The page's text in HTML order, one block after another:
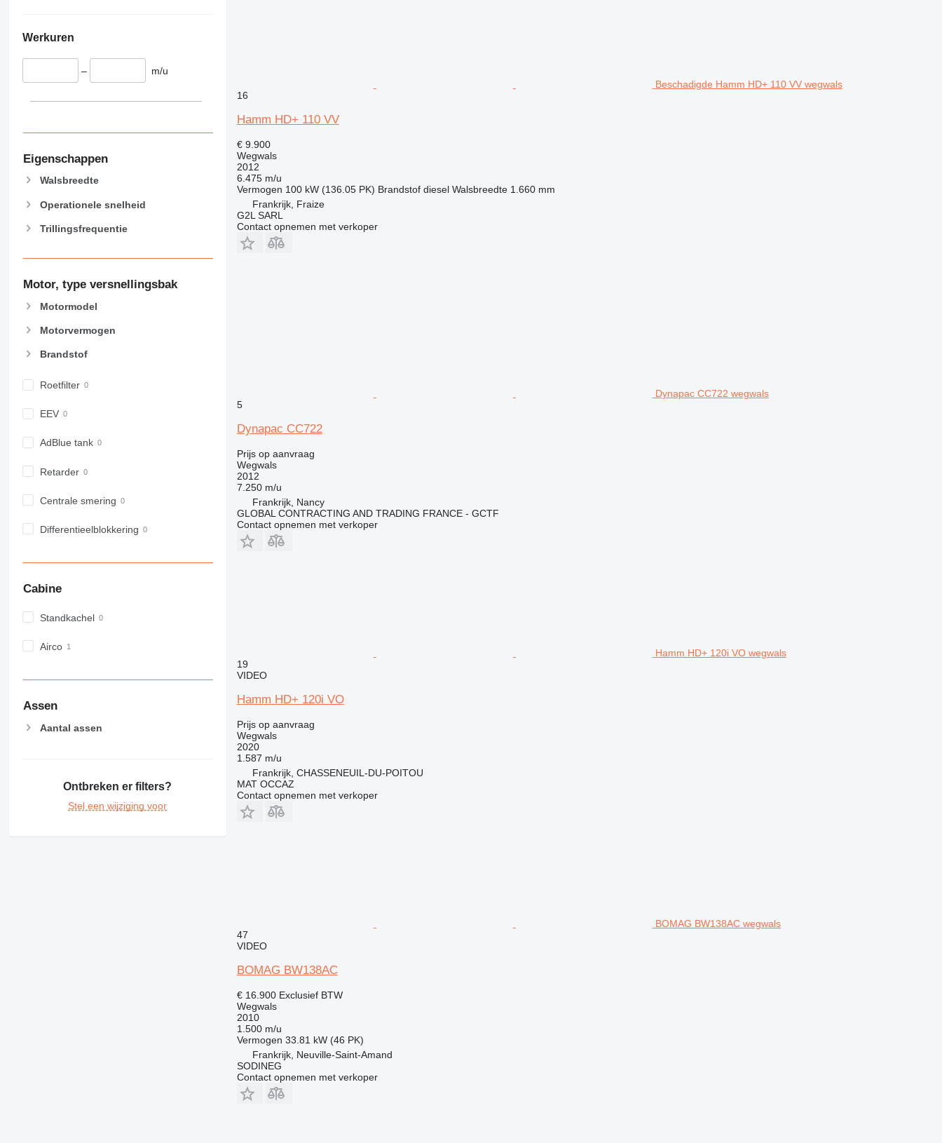
Werkuren
– m/u
Eigenschappen
Walsbreedte
Operationele snelheid
Trillingsfrequentie
Motor, type versnellingsbak
Motormodel
Motorvermogen
Brandstof
Roetfilter
EEV
AdBlue tank
Retarder
Centrale smering
Differentieelblokkering
Cabine
Standkachel
Airco
Assen
Aantal assen
Ontbreken er filters?
Stel een wijziging voor
Beschadigde Hamm HD+ 110 VV wegwals
16
Hamm HD+ 110 VV
€ 9.900
Wegwals
2012
6.475 m/u
Vermogen 100 kW (136.05 PK) Brandstof diesel Walsbreedte 1.660 mm
Frankrijk, Fraize
G2L SARL
Contact opnemen met verkoper
Dynapac CC722 wegwals
5
Dynapac CC722
Prijs op aanvraag
Wegwals
2012
7.250 m/u
Frankrijk, Nancy
GLOBAL CONTRACTING AND TRADING FRANCE - GCTF
Contact opnemen met verkoper
Hamm HD+ 120i VO wegwals
19
VIDEO
Hamm HD+ 120i VO
Prijs op aanvraag
Wegwals
2020
1.587 m/u
Frankrijk, CHASSENEUIL-DU-POITOU
MAT OCCAZ
Contact opnemen met verkoper
BOMAG BW138AC wegwals
47
VIDEO
BOMAG BW138AC
€ 16.900 Exclusief BTW
Wegwals
2010
1.500 m/u
Vermogen 33.81 kW (46 PK)
Frankrijk, Neuville-Saint-Amand
SODINEG
Contact opnemen met verkoper